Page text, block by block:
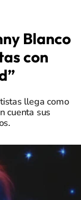
Blanco
con
llega como
cuenta sus